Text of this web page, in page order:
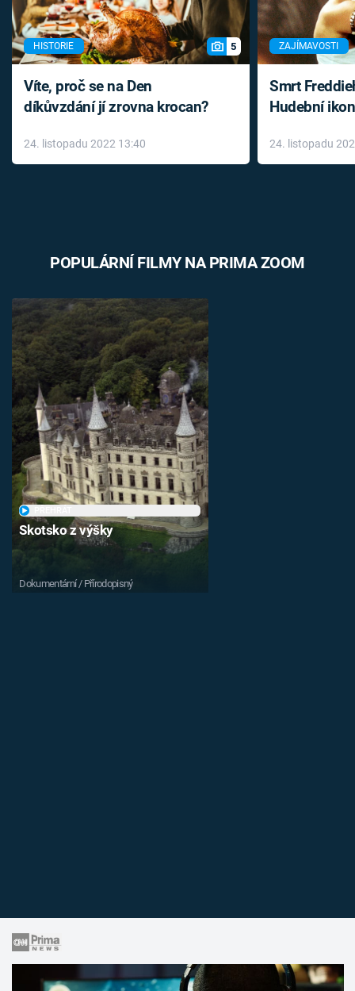
HISTORIE 5
Víte, proč se na Den
díkůvzdání jí zrovna krocan?
24. listopadu 2022 13:40
ZAJÍMAVOSTI
Smrt
Hudební
léky
24. listopadu
POPULÁRNÍ FILMY NA PRIMA ZOOM
Skotsko z výšky
Dokumentární / Přírodopisný